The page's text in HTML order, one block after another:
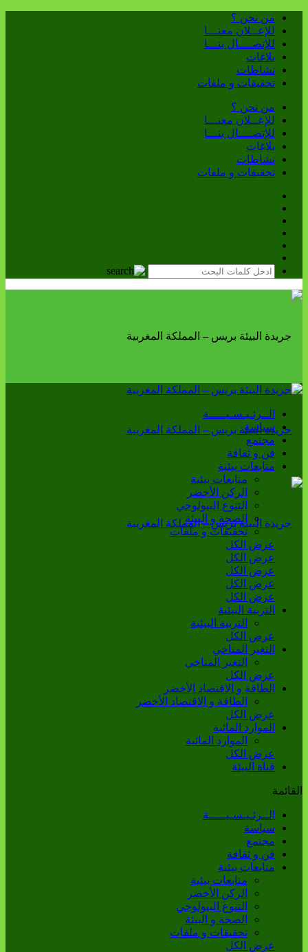
من نحن ؟
للإعــلان معنـــا
للإتصــــال بنـــا
بلاغات
نشاطات
تحقيقات و ملفات
من نحن ؟
للإعــلان معنـــا
للإتصــــال بنـــا
بلاغات
نشاطات
تحقيقات و ملفات
الــرئـيـسـيـــــة
سياسة
مجتمع
فن و ثقافة
متابعات بيئية
متابعات بيئية
الركن الأخضر
التنوع البيولوجي
الصحة و البيئة
تحقيقات و ملفات
عرض الكل
عرض الكل
عرض الكل
عرض الكل
عرض الكل
التربية البيئية
التربية البيئية
عرض الكل
التغير المناخي
التغير المناخي
عرض الكل
الطاقة و الاقتصاد الأخضر
الطاقة و الاقتصاد الأخضر
عرض الكل
الموارد المائية
الموارد المائية
عرض الكل
قناة البيئة
القائمة
الــرئـيـسـيـــــة
سياسة
مجتمع
فن و ثقافة
متابعات بيئية
متابعات بيئية
الركن الأخضر
التنوع البيولوجي
الصحة و البيئة
تحقيقات و ملفات
عرض الكل